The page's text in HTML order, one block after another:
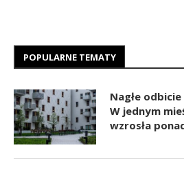
POPULARNE TEMATY
Nagłe
W jednym
wzrosła